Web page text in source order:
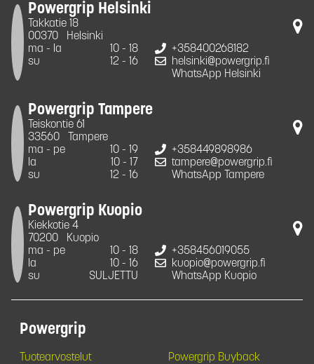
Powergrip Helsinki
Takkatie 18
00370
Helsinki
ma - la
10 - 18
su
12 - 16
+358400268182
helsinki@powergrip.fi
WhatsApp Helsinki
Powergrip Tampere
Teiskontie 61
33560
Tampere
ma - pe
10 - 19
la
10 - 17
su
12 - 16
+358449898986
tampere@powergrip.fi
WhatsApp Tampere
Powergrip Kuopio
Kiekkotie 4
70200
Kuopio
ma - pe
10 - 18
la
10 - 16
su
SULJETTU
+358456019055
kuopio@powergrip.fi
WhatsApp Kuopio
Powergrip
Tuotearvostelut Powergrip Buyback